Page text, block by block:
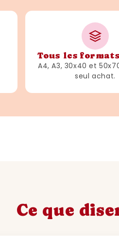
Tous les
A4, A3, 30x40 et
seul achat.
Ce que